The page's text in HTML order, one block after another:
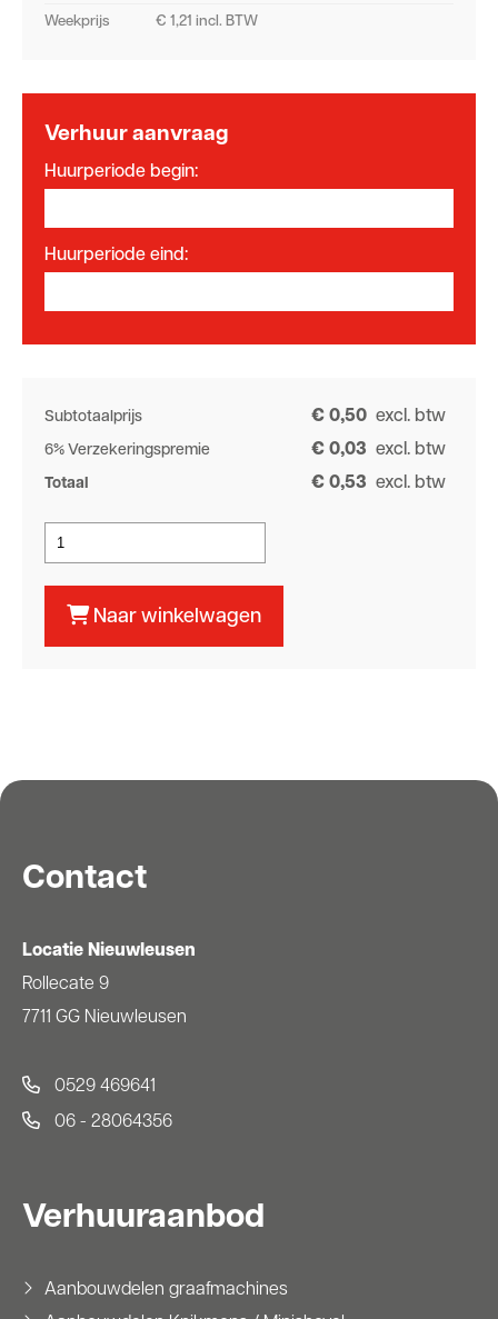
Weekprijs € 1,21 incl. BTW
Verhuur aanvraag
Huurperiode begin:
Huurperiode eind:
Subtotaalprijs € 0,50 excl. btw
6% Verzekeringspremie € 0,03 excl. btw
Totaal € 0,53 excl. btw
Naar winkelwagen
Contact
Locatie Nieuwleusen
Rollecate 9
7711 GG Nieuwleusen
0529 469641
06 - 28064356
Verhuuraanbod
Aanbouwdelen graafmachines